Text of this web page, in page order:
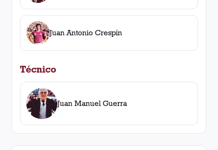
Juan Antonio Crespín
Técnico
Juan Manuel Guerra